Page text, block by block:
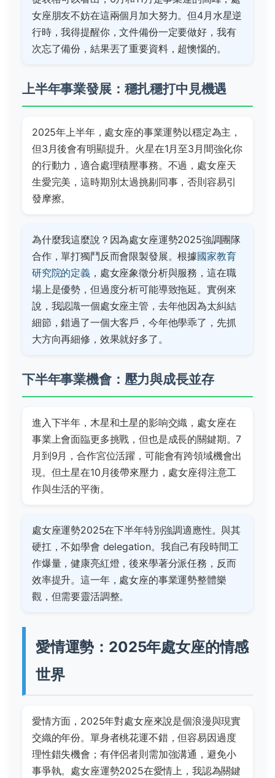
女座朋友不妨在這兩個月加大努力。但4月水星逆
行時，我得提醒你，文件備份一定要做好，我有
次忘了備份，結果丟了重要資料，超懊惱的。
上半年事業發展：穩扎穩打中見機遇
2025年上半年，處女座的事業運勢以穩定為主，
但3月後會有明顯提升。火星在1月至3月間強化你
的行動力，適合處理積壓事務。不過，處女座天
生愛完美，這時期別太過挑剔同事，否則容易引
發摩擦。
為什麼我這麼說？因為處女座運勢2025強調團隊
合作，單打獨鬥反而會限製發展。根據國家教育
研究院的定義，處女座象徵分析與服務，這在職
場上是優勢，但過度分析可能導致拖延。實例來
說，我認識一個處女座主管，去年他因為太糾結
細節，錯過了一個大客戶，今年他學乖了，先抓
大方向再細修，效果就好多了。
下半年事業機會：壓力與成長並存
進入下半年，木星和土星的影响交織，處女座在
事業上會面臨更多挑戰，但也是成長的關鍵期。7
月到9月，合作宮位活躍，可能會有跨領域機會出
現。但土星在10月後帶來壓力，處女座得注意工
作與生活的平衡。
處女座運勢2025在下半年特別強調適應性。與其
硬扛，不如學會 delegation。我自己有段時間工
作爆量，健康亮紅燈，後來學著分派任務，反而
效率提升。這一年，處女座的事業運勢整體樂
觀，但需要靈活調整。
愛情運勢：2025年處女座的情感
世界
愛情方面，2025年對處女座來說是個浪漫與現實
交織的年份。單身者桃花運不錯，但容易因過度
理性錯失機會；有伴侶者則需加強溝通，避免小
事爭執。處女座運勢2025在愛情上，我認為關鍵